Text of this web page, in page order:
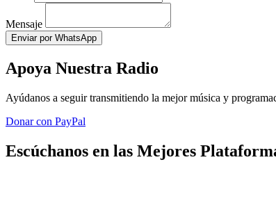
Mensaje
Enviar por WhatsApp
Apoya Nuestra Radio
Ayúdanos a seguir transmitiendo la mejor música y
Donar con PayPal
Escúchanos en las Mejores